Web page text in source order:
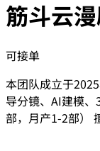
筋斗云
可接单
本团队成立于
导分镜、AI建模
部，月产1-2部）